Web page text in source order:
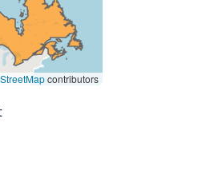
contributors